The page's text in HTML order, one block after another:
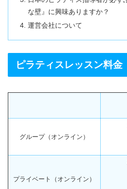
な壁』に興味ありますか？
運営会社について
ピラティスレッスン料金
グループ（オンライン）
プライベート（オンライン）